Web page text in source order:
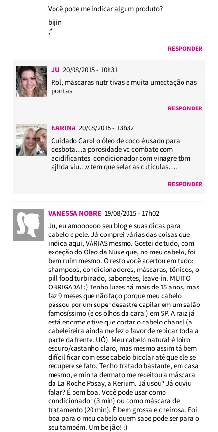
Você pode me indicar algum produto?
bijin
;*
RESPONDER
JU 20/08/2015 - 10h31
Rol, máscaras nutritivas e muita umectação nas
pontas!
RESPONDER
KARINA20/08/2015 - 13h32
Cuidado Carol o óleo de coco é usado para
desbota…a porosidade vc combate com
acidificantes, condicionador com vinagre tbm
ajhda viu…v tem que selar as cutículas….
RESPONDER
VANESSA NOBRE 19/08/2015 - 17h02
Ju, eu amoooooo seu blog e suas dicas para
cabelo e pele. Já comprei várias das coisas que
indica aqui, VÁRIAS mesmo. Gostei de tudo, com
exceção do Óleo da Nuxe que, no meu cabelo, foi
bem ruim mesmo. O resto você acertou em tudo:
shampoos, condicionadores, máscaras, tônicos, o
pill food turbinado, sabonetes, leave-in. MUITO
OBRIGADA! :) Tenho luzes há mais de 15 anos, mas
faz 9 meses que não faço porque meu cabelo
passou por um super desastre capilar em um salão
famosíssimo (e os olhos da cara!) em SP. A raiz já
está enorme e tive que cortar o cabelo chanel (a
cabeleireira ainda me fez o favor de repicar toda a
parte da frente. UÓ). Meu cabelo natural é loiro
escuro/castanho claro, mas mesmo assim tá bem
difícil ficar com esse cabelo bicolar até que ele se
recupere se fato. Tenho tratado bastante, em casa
mesmo, e minha dermato me receitou a máscara
da La Roche Posay, a Kerium. Já usou? Já ouviu
falar? É bem boa. Você pode usar como
condicionador (3 min) ou como máscara de
tratamento (20 min). É bem grossa e cheirosa. Foi
boa para o meu cabelo quem sabe pode ser para o
seu também. Um beijão! :)